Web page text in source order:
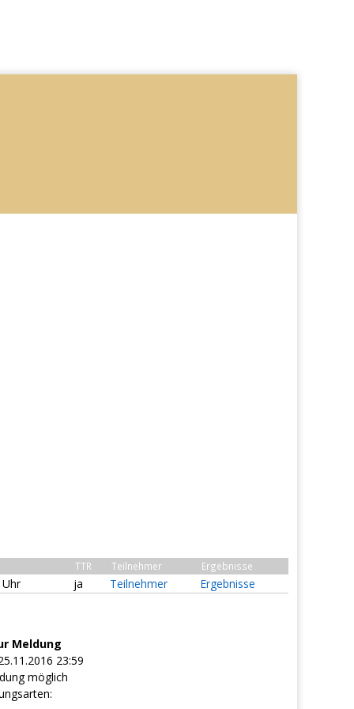
TTR Teilnehmer Ergebnisse
Uhr ja Teilnehmer Ergebnisse
Meldung
23:59
möglich